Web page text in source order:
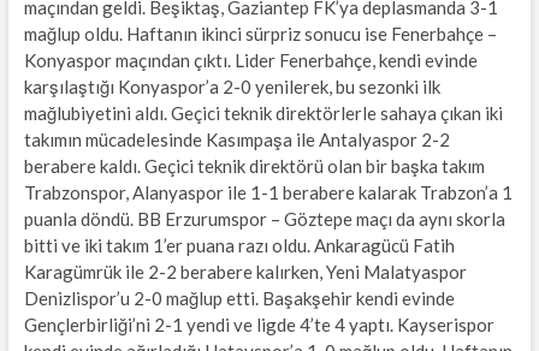
maçından geldi. Beşiktaş, Gaziantep FK’ya deplasmanda 3-1
mağlup oldu. Haftanın ikinci sürpriz sonucu ise Fenerbahçe –
Konyaspor maçından çıktı. Lider Fenerbahçe, kendi evinde
karşılaştığı Konyaspor’a 2-0 yenilerek, bu sezonki ilk
mağlubiyetini aldı. Geçici teknik direktörlerle sahaya çıkan iki
takımın mücadelesinde Kasımpaşa ile Antalyaspor 2-2
berabere kaldı. Geçici teknik direktörü olan bir başka takım
Trabzonspor, Alanyaspor ile 1-1 berabere kalarak Trabzon’a 1
puanla döndü. BB Erzurumspor – Göztepe maçı da aynı skorla
bitti ve iki takım 1’er puana razı oldu. Ankaragücü Fatih
Karagümrük ile 2-2 berabere kalırken, Yeni Malatyaspor
Denizlispor’u 2-0 mağlup etti. Başakşehir kendi evinde
Gençlerbirliği’ni 2-1 yendi ve ligde 4’te 4 yaptı. Kayserispor